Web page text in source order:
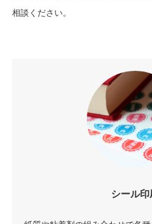
相談ください。
シール印